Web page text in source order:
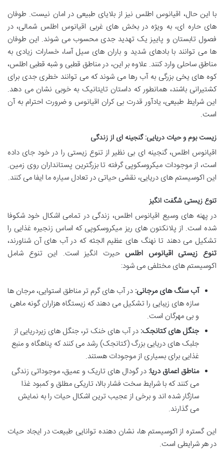
با این حال، اقیانوس اطلس نیز از بلایای طبیعی در امان نیست. طوفان
های حاره ای، به ویژه در بخش های غربی اقیانوس اطلس شمالی، در
فصول تابستان و پاییز یک تهدید جدی محسوب می شوند. این طوفان
ها می توانند با بادهای شدید و باران های سیل آسا، خسارات زیادی به
مناطق ساحلی وارد کنند. علاوه بر این، در مناطق قطبی و شبه قطبی اطلس،
کوه های یخی بزرگی به آب رها می شوند که می توانند خطری جدی برای
کشتیرانی باشند، همانطور که داستان تایتانیک به خوبی نشان می دهد.
این شرایط طبیعی، یادآور قدرت بی کران اقیانوس و ضرورت احترام به آن
است.
زیست بوم و حیات دریایی: گنجینه ای از زندگی
اقیانوس اطلس، گنجینه ای بی نظیر از تنوع زیستی را در خود جای داده
است، از موجودات میکروسکوپی گرفته تا بزرگترین پستانداران روی زمین.
این اکوسیستم های دریایی، نقشی حیاتی در تعادل سیاره ما ایفا می کنند.
تنوع زیستی شگفت انگیز
در پهنه های وسیع اقیانوس اطلس، زندگی در تمامی اشکال خود شکوفا
شده است. از پلانکتون های ریز میکروسکوپی که اساس زنجیره غذایی را
تشکیل می دهند تا نهنگ های عظیم الجثه که در آب های آن شناورند،
تنوع زیستی اقیانوس اطلس حیرت انگیز است. این تنوع شامل
اکوسیستم های مختلفی می شود:
آب سنگ های مرجانی: در آب های گرم تر مناطق استوایی، مرجان ها
سازه های زیبایی را تشکیل می دهند که زیستگاه هزاران گونه ماهی
و بی مهرگان است.
جنگل های کتانجک: در آب های خنک تر، جنگل های زیردریایی از
جلبک های دریایی بزرگ (کتانجک) رشد می کنند که پناهگاه و منبع
غذایی برای بسیاری از موجودات هستند.
مناطق اعماق دریا: در گودال های تاریک و عمیق، موجوداتی زندگی
می کنند که با شرایط سخت فشار بالا، تاریکی مطلق و کمبود غذا
سازگار شده اند و برخی از عجیب ترین اشکال حیات را به نمایش
می گذارند.
این گستره از اکوسیستم ها، نشان دهنده توانایی طبیعت در ایجاد حیات
در هر شرایطی است.